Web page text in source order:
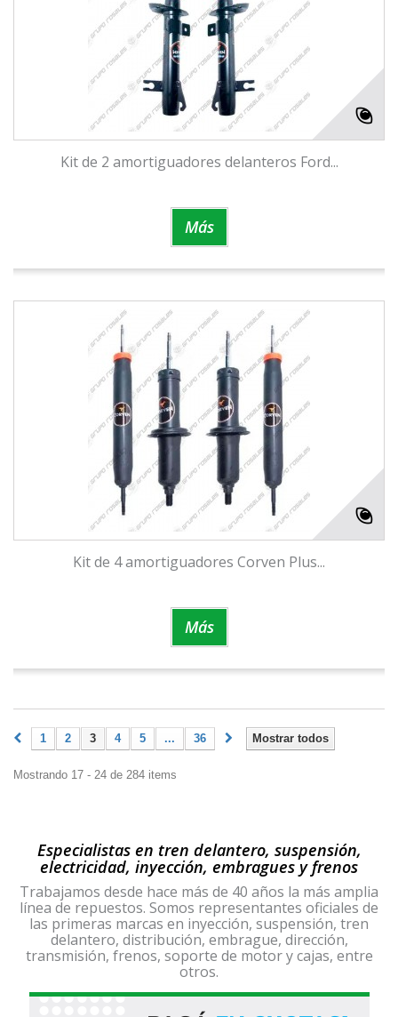
Kit de 2 amortiguadores delanteros Ford...
Más
Kit de 4 amortiguadores Corven Plus...
Más
Mostrar todos
1 2 3 4 5 ... 36
Mostrando 17 - 24 de 284 items
Especialistas en tren delantero, suspensión,
electricidad, inyección, embragues y frenos
Trabajamos desde hace más de 40 años la más amplia
línea de repuestos. Somos representantes oficiales de
las primeras marcas en inyección, suspensión, tren
delantero, distribución, embrague, dirección,
transmisión, frenos, soporte de motor y cajas, entre
otros.